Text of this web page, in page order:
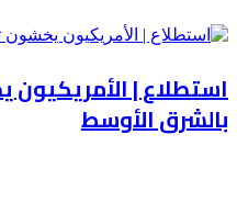
استطلاع |
بالشرق الأوسط